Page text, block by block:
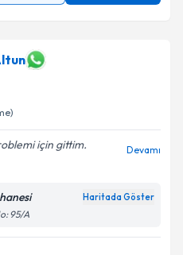
için gittim.
Devamı
Haritada Göster
95/A